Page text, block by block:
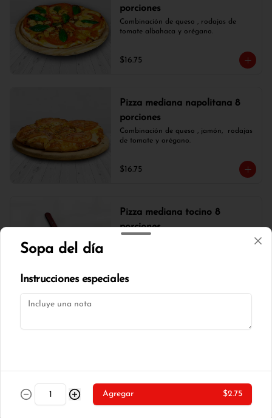
porciones
Combinación de queso , rodajas de
tomate albahaca y orégano.
$16.75
Pizza mediana napolitana 8
porciones
Combinación de queso , jamón,  rodajas
de tomate y orégano.
$16.75
Pizza mediana tocino 8
porciones
$17.00
Sopa del día
Instrucciones especiales
Agregar $2.75